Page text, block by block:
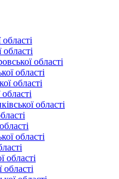
області
області
області
області
області
області